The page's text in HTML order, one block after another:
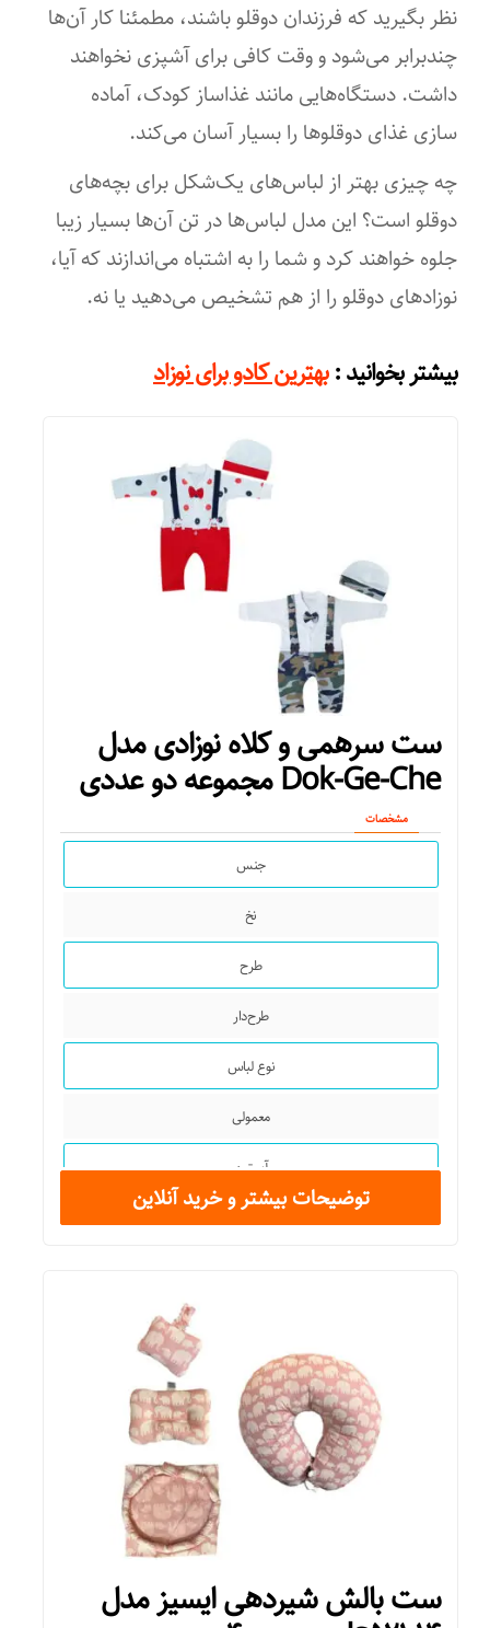
نظر بگیرید که فرزندان دوقلو باشند، مطمئنا کار آن‌ها
چند‌برابر می‌شود و وقت کافی برای آشپزی نخواهند
داشت. دستگاه‌هایی مانند غذاساز کودک، آماده
سازی غذای دوقلوها را بسیار آسان می‌کند.
چه چیزی بهتر از لباس‌های یک‌شکل برای بچه‌های
دوقلو است؟ این مدل لباس‌ها در تن آن‌ها بسیار زیبا
جلوه خواهند کرد و شما را به اشتباه می‌اندازند که آیا،
نوزادهای دوقلو را از هم تشخیص می‌دهید یا نه.
بیشتر بخوانید: بهترین کادو برای نوزاد
ست سرهمی و کلاه نوزادی مدل
Dok-Ge-Che مجموعه دو عددی
مشخصات
جنس
نخ
طرح
طرح‌دار
نوع لباس
معمولی
آستین
روزمره
اداری و رسمی
مهمانی
مناسب هدیه و سیسمونی دارای کاور و چوب لباسی دارای تکه دوزی
توضیحات بیشتر و خرید آنلاین
ست بالش شیردهی ایسیز مدل